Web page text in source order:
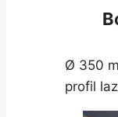
Ø 350
profil